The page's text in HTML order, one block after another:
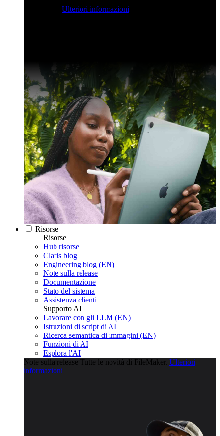
Ulteriori informazioni
Risorse
Risorse
Hub risorse
Claris blog
Engineering blog (EN)
Note sulla release
Documentazione
Stato del sistema
Assistenza clienti
Supporto AI
Lavorare con gli LLM (EN)
Istruzioni di script di AI
Ricerca semantica di immagini (EN)
Funzioni di AI
Esplora l'AI
Note sulla release Tutte le novità di FileMaker. Ulteriori
informazioni